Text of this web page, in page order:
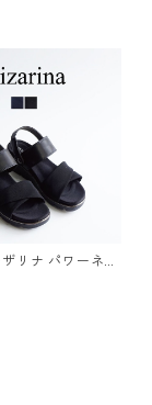
リナ パワーネッ
厚底サンダル K